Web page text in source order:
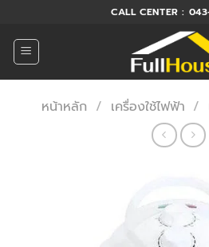
ยัง
เนื้อหา
CALL CENTER :
หน้าหลัก / เครื่องใช้ไฟฟ้า /